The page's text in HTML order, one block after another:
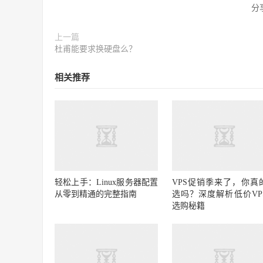
分
上一篇
杜甫能要求换硬盘么？
相关推荐
轻松上手：Linux服务器配置
从零到精通的完整指南
VPS促销季来了，你真
选吗？深度解析低价
选购秘籍